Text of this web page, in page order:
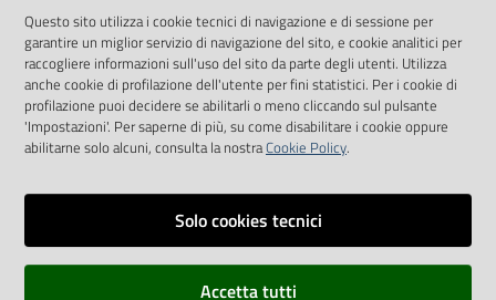
SEGUICI SU
TwitterFacebookYoutube
Vai alla pagina
Dichiarazione di accessibilità
Questo sito utilizza i cookie tecnici di navigazione e di sessione per
garantire un miglior servizio di navigazione del sito, e cookie analitici per
raccogliere informazioni sull'uso del sito da parte degli utenti. Utilizza
anche cookie di profilazione dell'utente per fini statistici. Per i cookie di
profilazione puoi decidere se abilitarli o meno cliccando sul pulsante
'Impostazioni'. Per saperne di più, su come disabilitare i cookie oppure
abilitarne solo alcuni, consulta la nostraCookie Policy.
Solo cookies tecnici
Accetta tutti